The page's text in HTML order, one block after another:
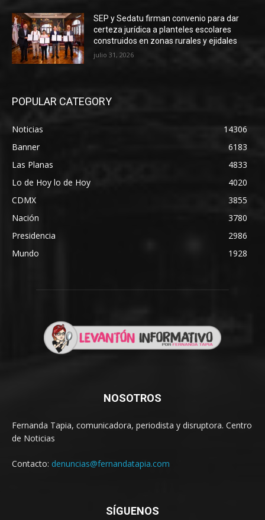
SEP y Sedatu firman convenio para dar
certeza jurídica a planteles escolares
construidos en zonas rurales y ejidales
julio 31, 2026
POPULAR CATEGORY
Noticias
14306
Banner
6183
Las Planas
4833
Lo de Hoy lo de Hoy
4020
CDMX
3855
Nación
3780
Presidencia
2986
Mundo
1928
NOSOTROS
Fernanda Tapia, comunicadora, periodista y disruptora. Centro
de Noticias
Contacto: denuncias@fernandatapia.com
SÍGUENOS